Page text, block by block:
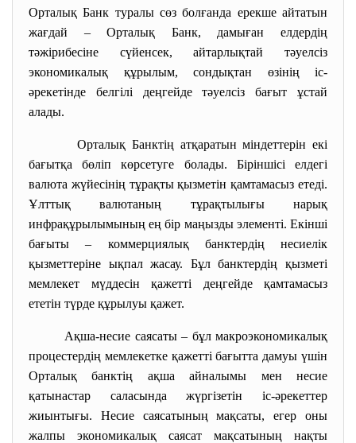
Орталық Банк туралы сөз болғанда ерекше айтатын
жағдай – Орталық Банк, дамыған елдердің
тәжірибесіне сүйенсек, айтарлықтай тәуелсіз
экономикалық құрылым, сондықтан өзінің іс-
әрекетінде белгілі деңгейде тәуелсіз бағыт ұстай
алады.
Орталық Банктің атқаратын міндеттерін екі
бағытқа бөліп көрсетуге болады. Біріншісі елдегі
валюта жүйесінің тұрақты қызметін қамтамасыз етеді.
Ұлттық валютаның тұрақтылығы нарық
инфрақұрылымының ең бір маңызды элементі. Екінші
бағыты – коммерциялық банктердің несиелік
қызметтеріне ықпал жасау. Бұл банктердің қызметі
мемлекет мүддесін қажетті деңгейде қамтамасыз
ететін түрде құрылуы қажет.
Ақша-несие саясаты – бұл макроэкономикалық
процестердің мемлекетке қажетті бағытта дамуы үшін
Орталық банктің ақша айналымы мен несие
қатынастар саласында жүргізетін іс-әрекеттер
жиынтығы. Несие саясатының мақсаты, егер оны
жалпы экономикалық саясат мақсатының нақты